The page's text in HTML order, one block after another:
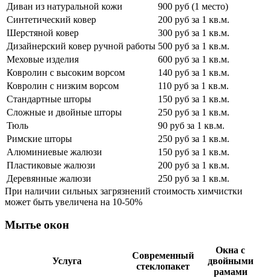
Диван из натуральной кожи
900 руб (1 место)
Синтетический ковер
200 руб за 1 кв.м.
Шерстяной ковер
300 руб за 1 кв.м.
Дизайнерский ковер ручной работы 500 руб за 1 кв.м.
Меховые изделия
600 руб за 1 кв.м.
Ковролин с высоким ворсом
140 руб за 1 кв.м.
Ковролин с низким ворсом
110 руб за 1 кв.м.
Стандартные шторы
150 руб за 1 кв.м.
Сложные и двойные шторы
250 руб за 1 кв.м.
Тюль
90 руб за 1 кв.м.
Римские шторы
250 руб за 1 кв.м.
Алюминиевые жалюзи
150 руб за 1 кв.м.
Пластиковые жалюзи
200 руб за 1 кв.м.
Деревянные жалюзи
250 руб за 1 кв.м.
При наличии сильных загрязнений стоимость химчистки
может быть увеличена на 10-50%
Мытье окон
Услуга
Современный
стеклопакет
Окна с
двойными
рамами